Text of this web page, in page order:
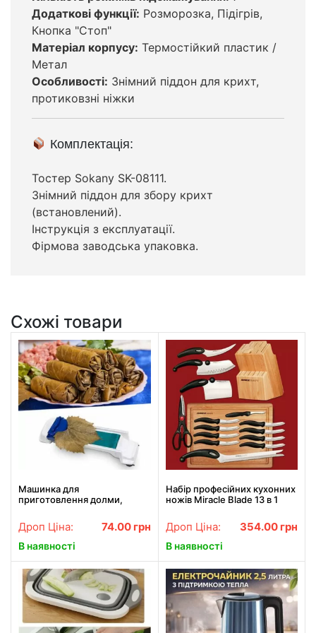
Додаткові функції: Розморозка, Підігрів,
Кнопка "Стоп"
Матеріал корпусу: Термостійкий пластик /
Метал
Особливості: Знімний піддон для крихт,
протиковзні ніжки
Комплектація:
Тостер Sokany SK-08111.
Знімний піддон для збору крихт
(встановлений).
Інструкція з експлуатації.
Фірмова заводська упаковка.
Схожі товари
Машинка для
приготовлення долми,
Дроп Ціна: 74.00 грн
В наявності
Набір професійних кухонних
ножів Miracle Blade 13 в 1
Дроп Ціна: 354.00 грн
В наявності